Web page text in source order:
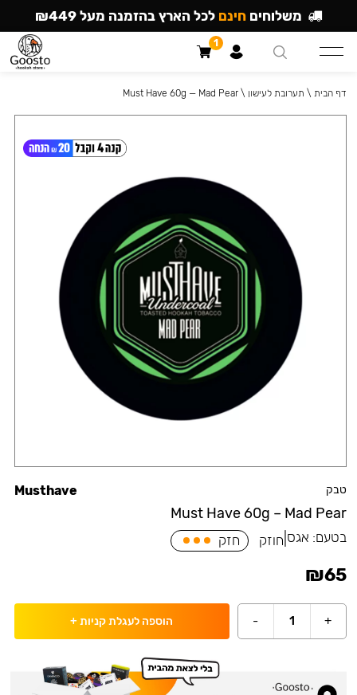
טבק
Must Have 60g – Mad Pear
Musthave
בטעם: אגס חוזק חזק
₪65
+
1
- הוספה לעגלת קניות +
דף הבית \ תערובת לעישון \
Must Have 60g — Mad Pear
משלוחים חינם לכל הארץ בהזמנה מעל ₪449
1